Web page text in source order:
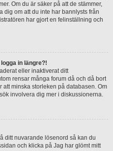
Om du är säker på att de stämmer,
dig om att du inte har bannlysts från
har gjort en felinställning och
in längre?!
eller inaktiverat ditt
rensar många forum då och då bort
minska storleken på databasen. Om
involvera dig mer i diskussionerna.
ditt nuvarande lösenord så kan du
och klicka på Jag har glömt mitt